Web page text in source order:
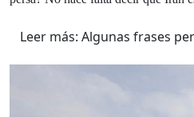
Leer más: Algunas frases